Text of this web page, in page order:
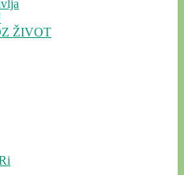
ŽIVOT